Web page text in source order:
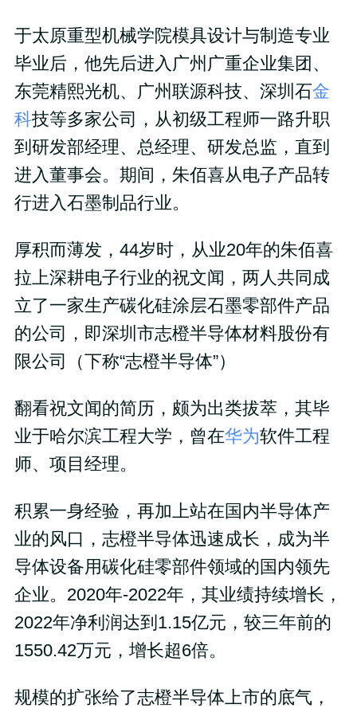
于太原重型机械学院模具设计与制造专业
毕业后，他先后进入广州广重企业集团、
东莞精熙光机、广州联源科技、深圳石金
科技等多家公司，从初级工程师一路升职
到研发部经理、总经理、研发总监，直到
进入董事会。期间，朱佰喜从电子产品转
行进入石墨制品行业。
厚积而薄发，44岁时，从业20年的朱佰喜
拉上深耕电子行业的祝文闻，两人共同成
立了一家生产碳化硅涂层石墨零部件产品
的公司，即深圳市志橙半导体材料股份有
限公司（下称“志橙半导体”）
翻看祝文闻的简历，颇为出类拔萃，其毕
业于哈尔滨工程大学，曾在华为软件工程
师、项目经理。
积累一身经验，再加上站在国内半导体产
业的风口，志橙半导体迅速成长，成为半
导体设备用碳化硅零部件领域的国内领先
企业。2020年-2022年，其业绩持续增长，
2022年净利润达到1.15亿元，较三年前的
1550.42万元，增长超6倍。
规模的扩张给了志橙半导体上市的底气，